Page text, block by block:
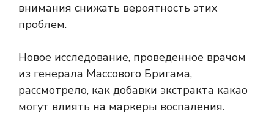
внимания снижать вероятность этих
проблем.
Новое исследование, проведенное врачом
из генерала Массового Бригама,
рассмотрело, как добавки экстракта какао
могут влиять на маркеры воспаления.